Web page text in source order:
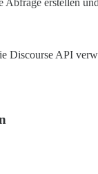
Abfrage erstellen
Discourse API